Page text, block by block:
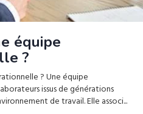
équipe
?
? Une équipe
issus de générations
de travail. Elle associ...